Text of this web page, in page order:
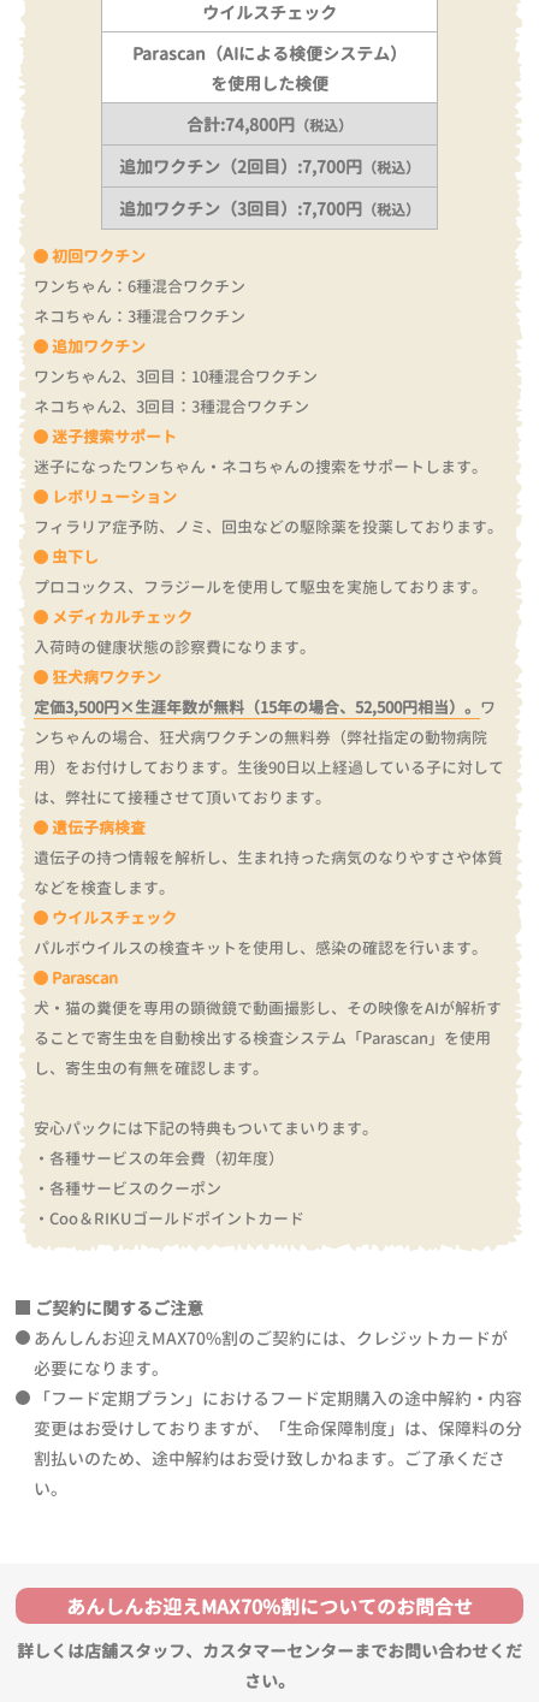
初回ワクチン
ワンちゃん：6種混合ワクチン
ネコちゃん：3種混合ワクチン
追加ワクチン
ワンちゃん2、3回目：10種混合ワクチン
ネコちゃん2、3回目：3種混合ワクチン
迷子捜索サポート
迷子になったワンちゃん・ネコちゃんの捜索をサポートします。
レボリューション
フィラリア症予防、ノミ、回虫などの駆除薬を投薬しております。
虫下し
プロコックス、フラジールを使用して駆虫を実施しております。
メディカルチェック
入荷時の健康状態の診察費になります。
狂犬病ワクチン
定価3,500円×生涯年数が無料（15年の場合、52,500円相当）。 ワ
ンちゃんの場合、狂犬病ワクチンの無料券（弊社指定の動物病院
用）をお付けしております。 生後90日以上経過している子に対して
は、弊社にて接種させて頂いております。
遺伝子病検査
遺伝子の持つ情報を解析し、生まれ持った病気のなりやすさや体質
などを検査します。
ウイルスチェック
パルボウイルスの検査キットを使用し、感染の確認を行います。
Parascan
犬・猫の糞便を専用の顕微鏡で動画撮影し、その映像をAIが解析す
ることで寄生虫を自動検出する検査システム「Parascan」を使用
し、寄生虫の有無を確認します。
安心パックには下記の特典もついてまいります。
・各種サービスの年会費（初年度）
・各種サービスのクーポン
・Coo＆RIKUゴールドポイントカード
ウイルスチェック
Parascan（AIによる検便システム）
を使用した検便
合計:74,800円 （税込）
追加ワクチン（2回目）:7,700円 （税込）
追加ワクチン（3回目）:7,700円 （税込）
ご契約に関するご注意
あんしんお迎えMAX70%割のご契約には、クレジットカードが
必要になります。
「フード定期プラン」におけるフード定期購入の途中解約・内容
変更はお受けしておりますが、「生命保障制度」は、保障料の分
割払いのため、途中解約はお受け致しかねます。ご了承くださ
い。
あんしんお迎えMAX70%割についてのお問合せ
詳しくは店舗スタッフ、カスタマーセンターまでお問い合わせくだ
さい。